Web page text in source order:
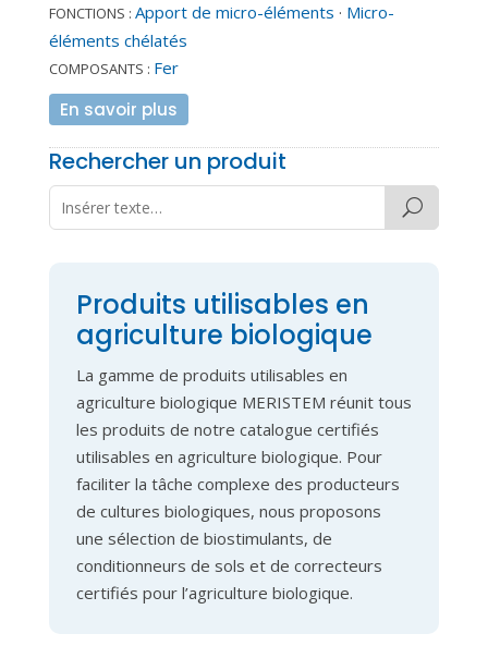
FONCTIONS : Apport de micro-éléments · Micro-
éléments chélatés
COMPOSANTS : Fer
En savoir plus
Rechercher un produit
Produits utilisables en
agriculture biologique
La gamme de produits utilisables en
agriculture biologique MERISTEM réunit tous
les produits de notre catalogue certifiés
utilisables en agriculture biologique. Pour
faciliter la tâche complexe des producteurs
de cultures biologiques, nous proposons
une sélection de biostimulants, de
conditionneurs de sols et de correcteurs
certifiés pour l’agriculture biologique.